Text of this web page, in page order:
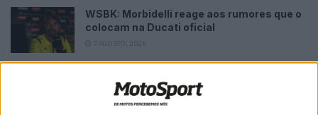
WSBK: Morbidelli reage aos rumores que o
colocam na Ducati oficial
FP1 em Silverstone
7 AGOSTO, 2026